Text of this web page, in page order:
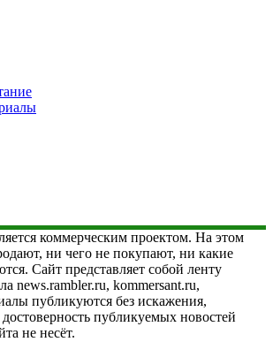
коммерческим проектом. На этом
ни чего не покупают, ни какие
Сайт представляет собой ленту
news.rambler.ru, kommersant.ru,
публикуются без искажения,
достоверность публикуемых новостей
не несёт.